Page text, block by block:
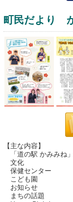
町民だより
【主な内容】
「道の駅 かみみね
文化
保健センター
こども園
お知らせ
まちの話題
運営：福博印刷
saga ebooksとは
ご利用ガイド
よくある質問
サイトマップ
お問い合わせ